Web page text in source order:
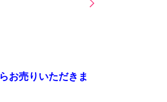
お売りいただきま